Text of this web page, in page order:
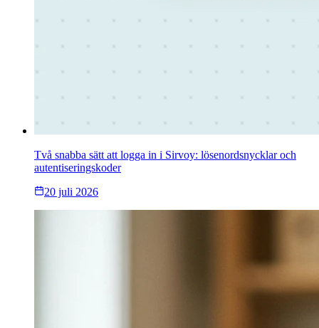
Två snabba sätt att logga in i Sirvoy: lösenordsnycklar och
autentiseringskoder
20 juli 2026